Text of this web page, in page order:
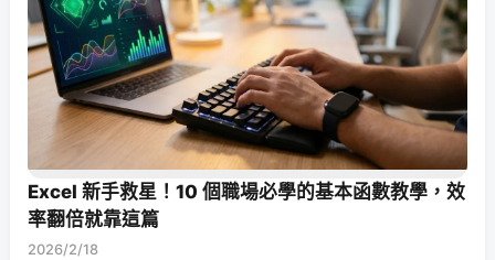
Excel 新手救星！10 個職場必學的基本函數教學，效
率翻倍就靠這篇
2026/2/18